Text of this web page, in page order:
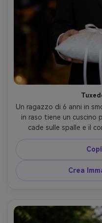
Un ragazzo di 6 anni in
in raso tiene un cuscino
cade sulle spalle e il
giacche;
illuminazione interna
di campo ridotta,
fotorealistica, capo Crea